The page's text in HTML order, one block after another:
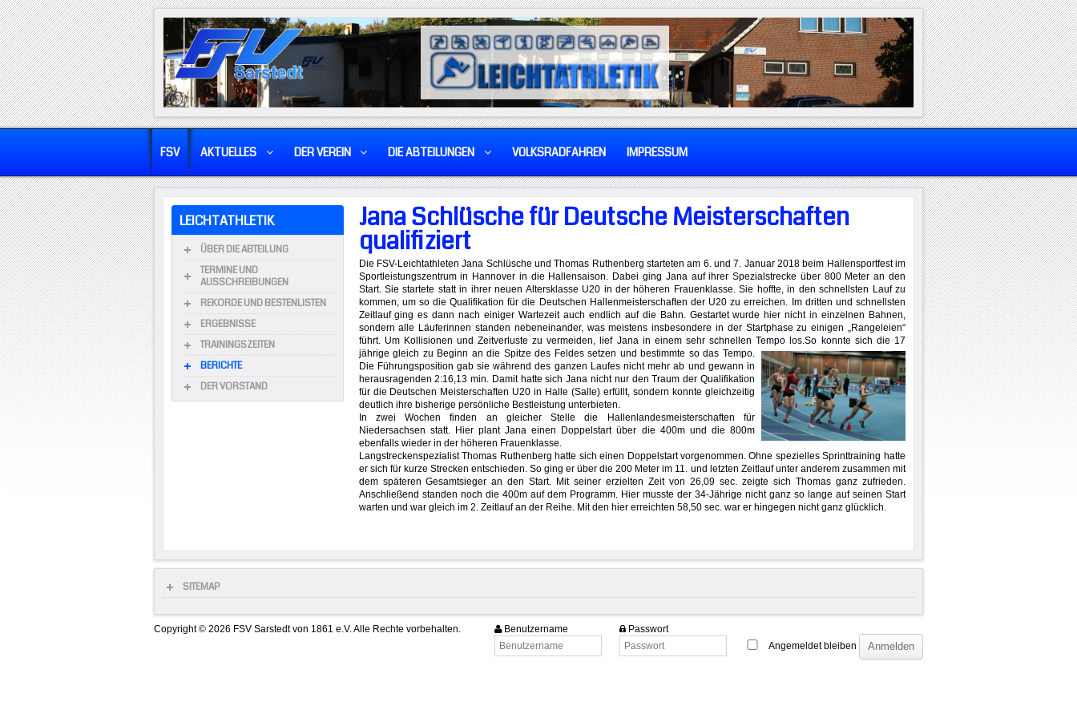
FSV AKTUELLES DER VEREIN DIE ABTEILUNGEN VOLKSRADFAHREN IMPRESSUM
LEICHTATHLETIK
ÜBER DIE ABTEILUNG
TERMINE UND
AUSSCHREIBUNGEN
REKORDE UND BESTENLISTEN
ERGEBNISSE
TRAININGSZEITEN
BERICHTE
DER VORSTAND
Jana Schlüsche für Deutsche Meisterschaften
qualifiziert
Die FSV-Leichtathleten Jana Schlüsche und Thomas Ruthenberg starteten am 6. und 7. Januar 2018 beim Hallensportfest im
Sportleistungszentrum in Hannover in die Hallensaison. Dabei ging Jana auf ihrer Spezialstrecke über 800 Meter an den
Start. Sie startete statt in ihrer neuen Altersklasse U20 in der höheren Frauenklasse. Sie hoffte, in den schnellsten Lauf zu
kommen, um so die Qualifikation für die Deutschen Hallenmeisterschaften der U20 zu erreichen. Im dritten und schnellsten
Zeitlauf ging es dann nach einiger Wartezeit auch endlich auf die Bahn. Gestartet wurde hier nicht in einzelnen Bahnen,
sondern alle Läuferinnen standen nebeneinander, was meistens insbesondere in der Startphase zu einigen „Rangeleien“
führt. Um Kollisionen und Zeitverluste zu vermeiden, lief Jana in einem sehr schnellen Tempo los.So konnte sich die 17
jährige gleich zu Beginn an die Spitze des Feldes setzen und bestimmte so das Tempo.
Die Führungsposition gab sie während des ganzen Laufes nicht mehr ab und gewann in
herausragenden 2:16,13 min. Damit hatte sich Jana nicht nur den Traum der Qualifikation
für die Deutschen Meisterschaften U20 in Halle (Salle) erfüllt, sondern konnte gleichzeitig
deutlich ihre bisherige persönliche Bestleistung unterbieten.
In zwei Wochen finden an gleicher Stelle die Hallenlandesmeisterschaften für
Niedersachsen statt. Hier plant Jana einen Doppelstart über die 400m und die 800m
ebenfalls wieder in der höheren Frauenklasse.
Langstreckenspezialist Thomas Ruthenberg hatte sich einen Doppelstart vorgenommen. Ohne spezielles Sprinttraining hatte
er sich für kurze Strecken entschieden. So ging er über die 200 Meter im 11. und letzten Zeitlauf unter anderem zusammen mit
dem späteren Gesamtsieger an den Start. Mit seiner erzielten Zeit von 26,09 sec. zeigte sich Thomas ganz zufrieden.
Anschließend standen noch die 400m auf dem Programm. Hier musste der 34-Jährige nicht ganz so lange auf seinen Start
warten und war gleich im 2. Zeitlauf an der Reihe. Mit den hier erreichten 58,50 sec. war er hingegen nicht ganz glücklich.
SITEMAP
Copyright © 2026 FSV Sarstedt von 1861 e.V. Alle Rechte vorbehalten. Benutzername
Passwort
Angemeldet bleiben